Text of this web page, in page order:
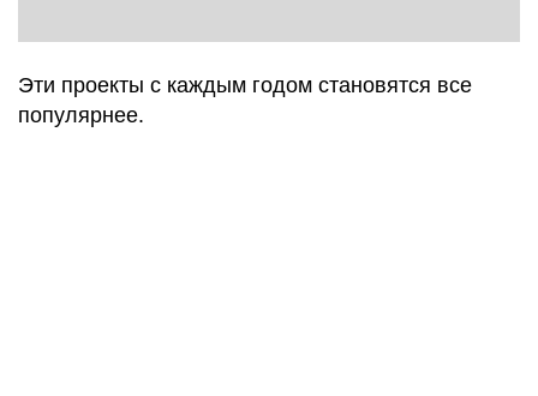
Эти проекты с каждым годом становятся все
популярнее.